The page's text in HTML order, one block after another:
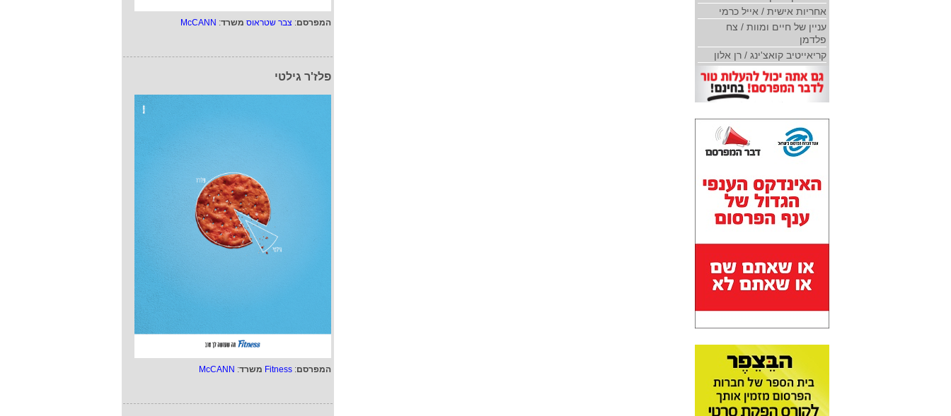
המפרסם: צבר שטראוס משרד:
McCANN
פלז'ר גילטי
המפרסם:
Fitness משרד:
McCANN
אחריות אישית / אייל כרמי
עניין של חיים ומוות / צח
פלדמן
קריאייטיב קואצ'ינג / רן אלון